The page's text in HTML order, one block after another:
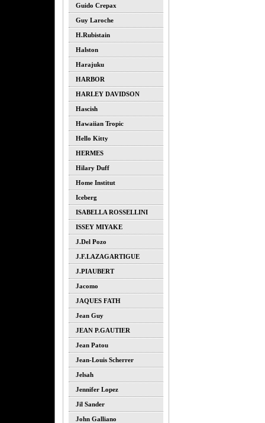
Guido Crepax
Guy Laroche
H.rubistain
Halston
Harajuku
HARBOR
HARLEY DAVIDSON
Hascish
Hawaiian Tropic
Hello Kitty
HERMES
Hilary Duff
Home Institut
Iceberg
ISABELLA ROSSELLINI
ISSEY MIYAKE
J.del Pozo
J.F.LAZAGARTIGUE
J.PIAUBERT
Jacomo
JAQUES FATH
Jean Guy
JEAN P.GAUTIER
Jean Patou
Jean-Louis Scherrer
Jelsah
Jennifer Lopez
Jil Sander
John Galliano